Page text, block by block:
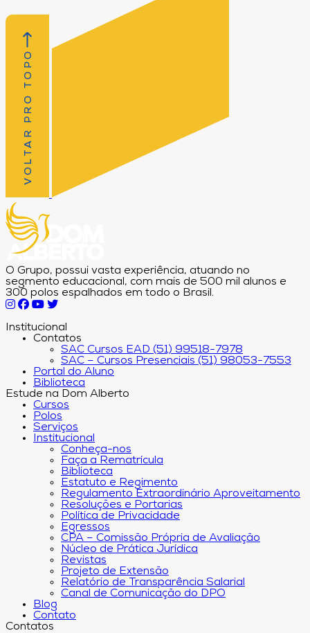
VOLTAR PRO TOPO
O Grupo, possui vasta experiência, atuando no
segmento educacional, com mais de 500 mil alunos e
300 polos espalhados em todo o Brasil.
Institucional
Contatos
SAC Cursos EAD (51) 99518-7978
SAC – Cursos Presenciais (51) 98053-7553
Portal do Aluno
Biblioteca
Estude na Dom Alberto
Cursos
Polos
Serviços
Institucional
Conheça-nos
Faça a Rematrícula
Biblioteca
Estatuto e Regimento
Regulamento Extraordinário Aproveitamento
Resoluções e Portarias
Política de Privacidade
Egressos
CPA – Comissão Própria de Avaliação
Núcleo de Prática Jurídica
Revistas
Projeto de Extensão
Relatório de Transparência Salarial
Canal de Comunicação do DPO
Blog
Contato
Contatos